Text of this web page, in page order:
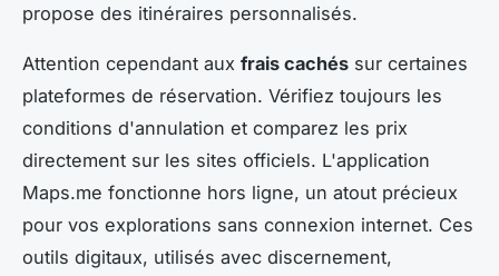
propose des itinéraires personnalisés.
Attention cependant aux frais cachés sur certaines
plateformes de réservation. Vérifiez toujours les
conditions d'annulation et comparez les prix
directement sur les sites officiels. L'application
Maps.me fonctionne hors ligne, un atout précieux
pour vos explorations sans connexion internet. Ces
outils digitaux, utilisés avec discernement,